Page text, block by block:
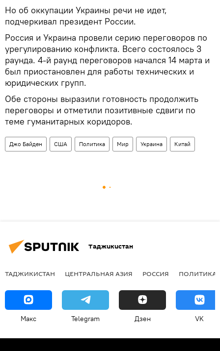
Но об оккупации Украины речи не идет,
подчеркивал президент России.
Россия и Украина провели серию переговоров по
урегулированию конфликта. Всего состоялось 3
раунда. 4-й раунд переговоров начался 14 марта и
был приостановлен для работы технических и
юридических групп.
Обе стороны выразили готовность продолжить
переговоры и отметили позитивные сдвиги по
теме гуманитарных коридоров.
Джо Байден США Политика Мир Украина Китай
Таджикистан
ТАДЖИКИСТАН ЦЕНТРАЛЬНАЯ АЗИЯ РОССИЯ ПОЛИТИКА
Макс Telegram Дзен VK